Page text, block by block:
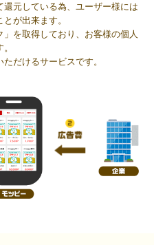
元している為、ユーザー様には
が出来ます。
を取得しており、お客様の個人
だけるサービスです。